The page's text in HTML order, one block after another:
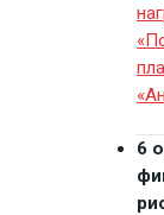
6